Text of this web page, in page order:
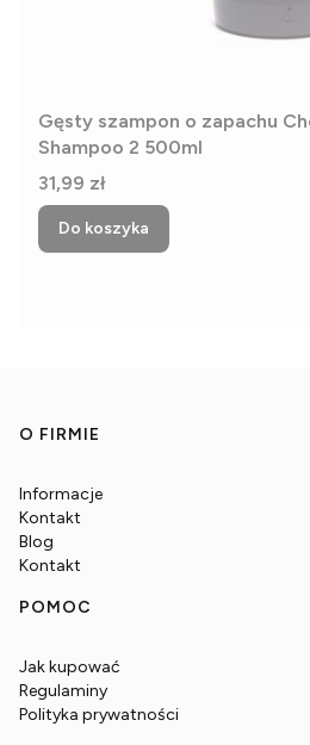
Gęsty szampon o zapachu
Shampoo 2 500ml
Cena
31,99 zł
Do koszyka
Linki w stopce
O FIRMIE
Informacje
Kontakt
Blog
Kontakt
POMOC
Jak kupować
Regulaminy
Polityka prywatności